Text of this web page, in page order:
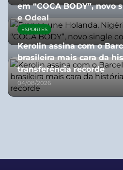
em “COCA BODY”,
e Odeal
07/07/2026
ESPORTES
Kerolin assina com o
brasileira mais cara da
transferência recorde
04/08/2026